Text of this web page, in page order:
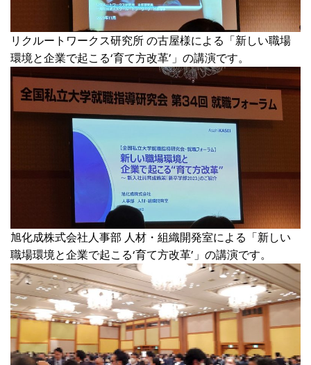
リクルートワークス研究所 の古屋様による「新しい職場
環境と企業で起こる‘育て方改革’」の講演です。
旭化成株式会社人事部 人材・組織開発室による「新しい
職場環境と企業で起こる‘育て方改革’」の講演です。